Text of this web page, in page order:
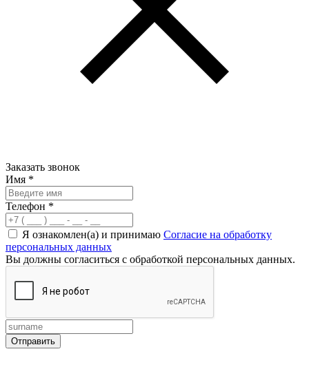
Заказать звонок
Имя *
Телефон *
Я ознакомлен(а) и принимаю Согласие на обработку
персональных данных
Вы должны согласиться с обработкой персональных данных.